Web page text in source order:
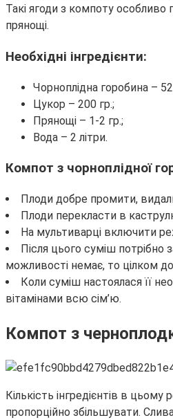
Такі ягоди з компоту особливо
прянощі.
Необхідні інгредієнти:
Чорноплідна горобина –
Цукор – 200 гр.;
Прянощі – 1-2 гр.;
Вода – 2 літри.
Компот з чорноплідної
Плоди добре промити,
Плоди перекласти в
На мультиварці включити
Після цього суміш потрібно
можливості немає, то цілком
Коли суміш настоялася її
вітамінами всю сім’ю.
Компот з
Кількість інгредієнтів в
пропорційно збільшувати.